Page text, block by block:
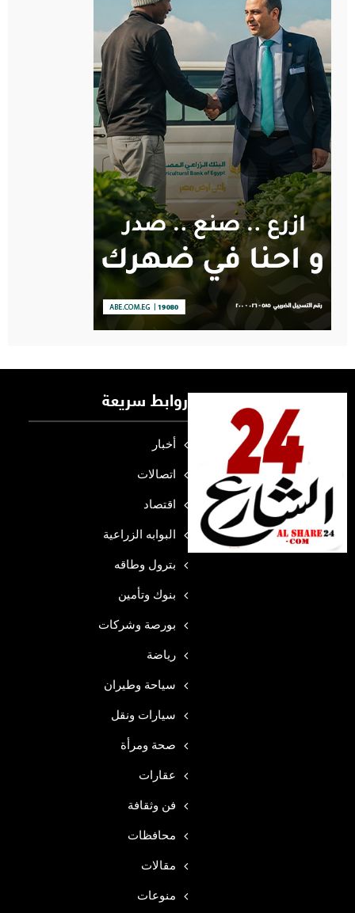
روابط سريعة
أخبار
اتصالات
اقتصاد
البوابه الزراعية
بترول وطاقه
بنوك وتأمين
بورصة وشركات
رياضة
سياحة وطيران
سيارات ونقل
صحة ومرأة
عقارات
فن وثقافة
محافظات
مقالات
منوعات